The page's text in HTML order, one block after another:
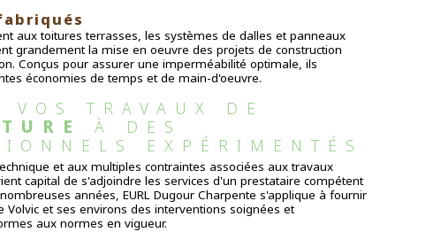
aux toitures terrasses, les systèmes de dalles et panneaux
grandement la mise en oeuvre des projets de construction
Conçus pour assurer une imperméabilité optimale, ils
économies de temps et de main-d'oeuvre.
VOS TRAVAUX DE
À DES
EXPÉRIMENTÉS
et aux multiples contraintes associées aux travaux
capital de s'adjoindre les services d'un prestataire compétent
années, EURL Dugour Charpente s'applique à fournir
Volvic et ses environs des interventions soignées et
aux normes en vigueur.